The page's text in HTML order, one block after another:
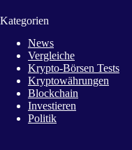
Kategorien
News
Vergleiche
Krypto-Börsen Tests
Kryptowährungen
Blockchain
Investieren
Politik